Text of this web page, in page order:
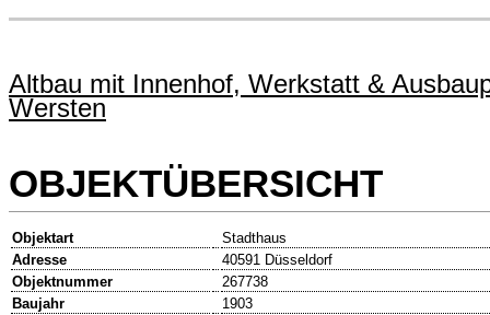
Altbau mit Innenhof, Werkstatt &
Wersten
OBJEKTÜBERSICHT
Objektart
Stadthaus
Adresse
40591 Düsseldorf
Objektnummer
267738
Baujahr
1903